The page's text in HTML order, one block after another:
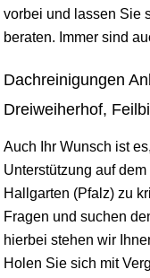
vorbei und lassen Sie
beraten. Immer sind
Dachreinigungen
Dreiweiherhof,
Auch Ihr Wunsch ist
Unterstützung auf
Hallgarten (Pfalz) zu
Fragen und suchen
hierbei stehen wir
Holen Sie sich mit